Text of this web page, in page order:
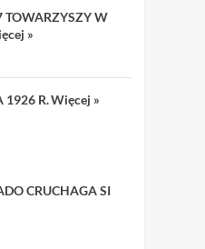
TOWARZYSZY W
»
1926 R.Więcej »
CRUCHAGA SI